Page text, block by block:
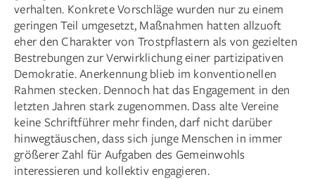
verhalten. Konkrete Vorschläge wurden nur zu einem
geringen Teil umgesetzt, Maßnahmen hatten allzuoft
eher den Charakter von Trostpflastern als von gezielten
Bestrebungen zur Verwirklichung einer partizipativen
Demokratie. Anerkennung blieb im konventionellen
Rahmen stecken. Dennoch hat das Engagement in den
letzten Jahren stark zugenommen. Dass alte Vereine
keine Schriftführer mehr finden, darf nicht darüber
hinwegtäuschen, dass sich junge Menschen in immer
größerer Zahl für Aufgaben des Gemeinwohls
interessieren und kollektiv engagieren.